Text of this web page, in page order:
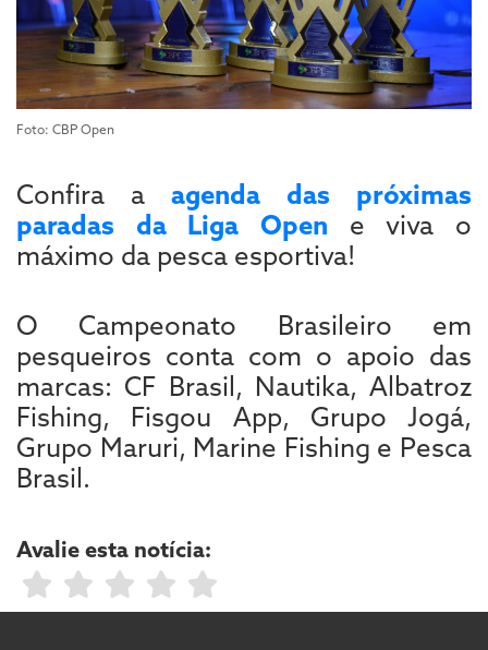
Foto: CBP Open
Confira a agenda das próximas
paradas da Liga Open e viva o
máximo da pesca esportiva!
O Campeonato Brasileiro em
pesqueiros conta com o apoio das
marcas: CF Brasil, Nautika, Albatroz
Fishing, Fisgou App, Grupo Jogá,
Grupo Maruri, Marine Fishing e Pesca
Brasil.
Avalie esta notícia: